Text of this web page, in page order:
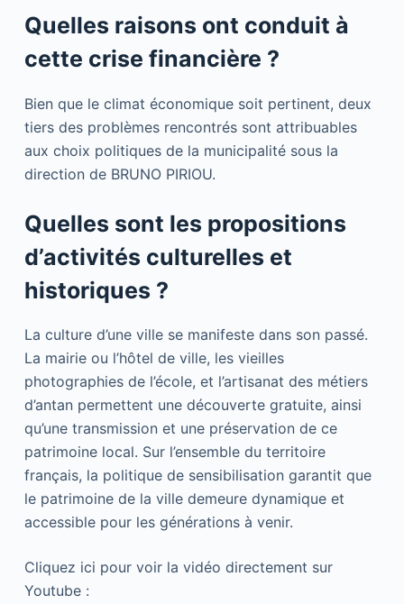
Quelles raisons ont conduit à
cette crise financière ?
Bien que le climat économique soit pertinent, deux
tiers des problèmes rencontrés sont attribuables
aux choix politiques de la municipalité sous la
direction de BRUNO PIRIOU.
Quelles sont les propositions
d’activités culturelles et
historiques ?
La culture d’une ville se manifeste dans son passé.
La mairie ou l’hôtel de ville, les vieilles
photographies de l’école, et l’artisanat des métiers
d’antan permettent une découverte gratuite, ainsi
qu’une transmission et une préservation de ce
patrimoine local. Sur l’ensemble du territoire
français, la politique de sensibilisation garantit que
le patrimoine de la ville demeure dynamique et
accessible pour les générations à venir.
Cliquez ici pour voir la vidéo directement sur
Youtube :